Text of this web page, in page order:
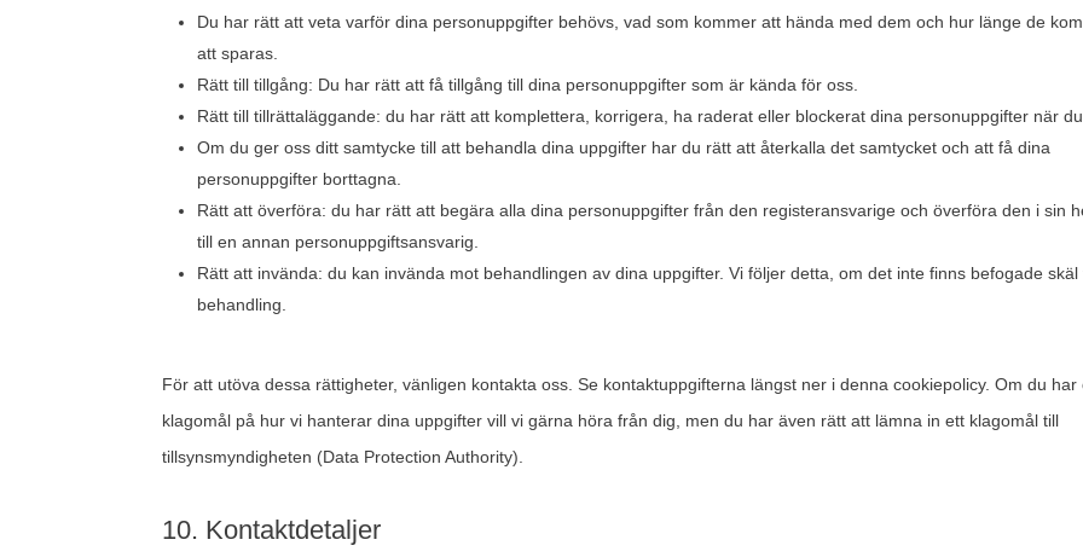
Du har rätt att veta varför dina personuppgifter behövs, vad som kommer att hända med dem och hur länge de
att sparas.
Rätt till tillgång: Du har rätt att få tillgång till dina personuppgifter som är kända för oss.
Rätt till tillrättaläggande: du har rätt att komplettera, korrigera, ha raderat eller blockerat dina personuppgifter när du
Om du ger oss ditt samtycke till att behandla dina uppgifter har du rätt att återkalla det samtycket och att få dina
personuppgifter borttagna.
Rätt att överföra: du har rätt att begära alla dina personuppgifter från den registeransvarige och överföra den i sin
till en annan personuppgiftsansvarig.
Rätt att invända: du kan invända mot behandlingen av dina uppgifter. Vi följer detta, om det inte finns befogade skäl
behandling.
För att utöva dessa rättigheter, vänligen kontakta oss. Se kontaktuppgifterna längst ner i denna cookiepolicy. Om du har
klagomål på hur vi hanterar dina uppgifter vill vi gärna höra från dig, men du har även rätt att lämna in ett klagomål till
tillsynsmyndigheten (Data Protection Authority).
10. Kontaktdetaljer